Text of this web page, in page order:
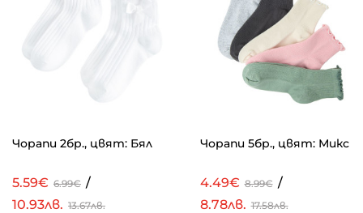
Чорапи 2бр., цвят: Бял
5.59€ 6.99€ /
10.93лв. 13.67лв.
Чорапи 5бр., цвят: Микс
4.49€ 8.99€ /
8.78лв. 17.58лв.